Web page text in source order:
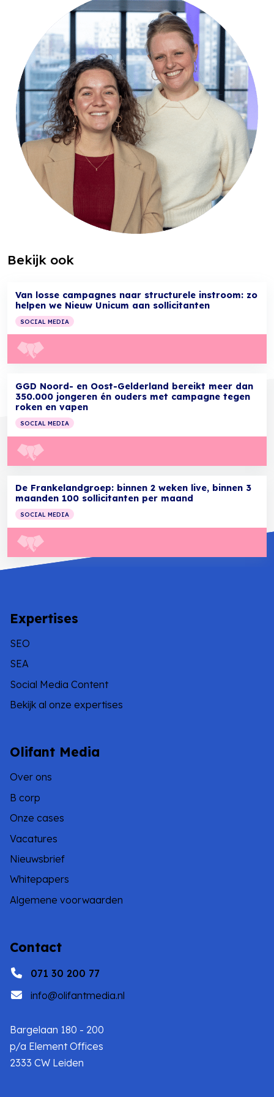
Bekijk ook
Van losse campagnes naar structurele instroom: zo
helpen we Nieuw Unicum aan sollicitanten
SOCIAL MEDIA
GGD Noord- en Oost-Gelderland bereikt meer dan
350.000 jongeren én ouders met campagne tegen
roken en vapen
SOCIAL MEDIA
De Frankelandgroep: binnen 2 weken live, binnen 3
maanden 100 sollicitanten per maand
SOCIAL MEDIA
Expertises
SEO
SEA
Social Media Content
Bekijk al onze expertises
Olifant Media
Over ons
B corp
Onze cases
Vacatures
Nieuwsbrief
Whitepapers
Algemene voorwaarden
Contact
071 30 200 77
info@olifantmedia.nl
Bargelaan 180 - 200
p/a Element Offices
2333 CW Leiden